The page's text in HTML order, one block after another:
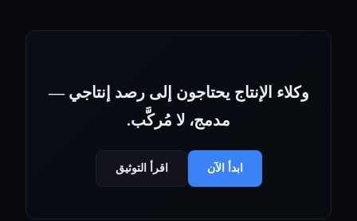
وكلاء الإنتاج يحتاجون إلى رصد إنتاجي —
مدمج، لا مُركَّب.
ابدأ الآن اقرأ التوثيق